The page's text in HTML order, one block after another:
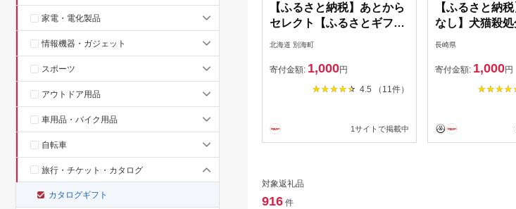
家電・電化製品
情報機器・ガジェット
スポーツ
アウトドア用品
車用品・バイク用品
自転車
旅行・チケット・カタログ
カタログギフト
【ふるさと納税】あとから
セレクト【ふるさとギフ
ト】 寄附1,000～10,000円
フト ポイント （ ふるさと
納税 1000円 ふるさと納税
さと 10000 円 ふるさと
1000 カタログギフト 北海
北海道 別海町
寄付金額: 1,000円
4.5 （11件）
1サイトで掲載中
【ふるさと納
なし】犬猫殺
ジェクト 長崎
長崎県
寄付金額: 1,000円
対象返礼品
916 件